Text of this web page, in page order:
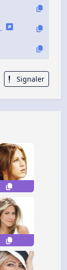
Signaler